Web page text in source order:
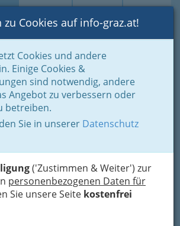
Suche Login Toggle
Cookies auf info-graz.at!
Cookies und andere
Einige Cookies &
sind notwendig, andere
Angebot zu verbessern oder
betreiben.
Sie in unserer Datenschutz
('Zustimmen & Weiter') zur
personenbezogenen Daten für
Sie unsere Seite kostenfrei
Gewerbe, Handwerk, Banken
Gliederung der WKO
& Sattler
der Tapezierer, Dekorateure & Sattler
St. Andrä im Sausal